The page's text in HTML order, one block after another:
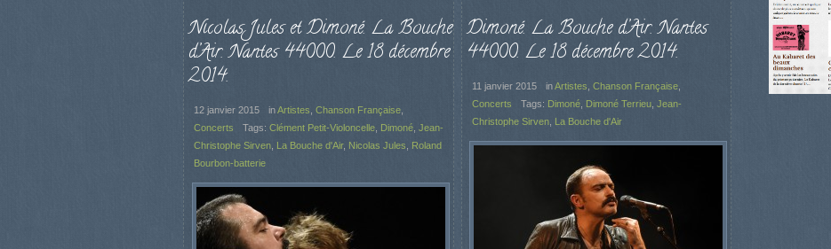
Nicolas Jules et Dimoné. La Bouche
d’Air. Nantes 44000. Le 18 décembre
2014.
12 janvier 2015 inArtistes Chanson Française
Concerts
Tags: Clément Petit-Violoncelle Dimoné Jean-
Christophe Sirven La Bouche d'Air, Nicolas Jules
Roland
Bourbon-batterie
Dimoné. La Bouche d’Air. Nantes
44000. Le 18 décembre 2014.
11 janvier 2015 inArtistes Chanson Française,
Concerts
Tags: Dimoné, Dimoné Terrieu, Jean-
Christophe Sirven, La Bouche d'Air